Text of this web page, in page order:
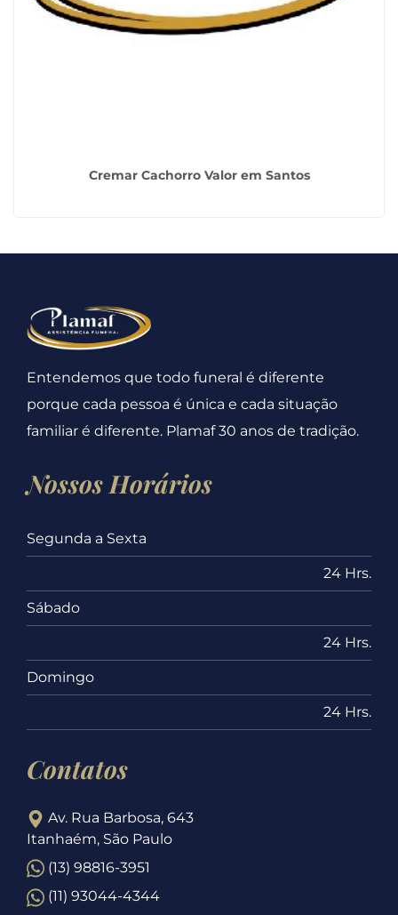
Cremar Cachorro Valor em Santos
Entendemos que todo funeral é diferente
porque cada pessoa é única e cada situação
familiar é diferente. Plamaf 30 anos de tradição.
Nossos Horários
Segunda a Sexta
24 Hrs.
Sábado
24 Hrs.
Domingo
24 Hrs.
Contatos
Av. Rua Barbosa, 643
Itanhaém, São Paulo
(13) 98816-3951
(11) 93044-4344